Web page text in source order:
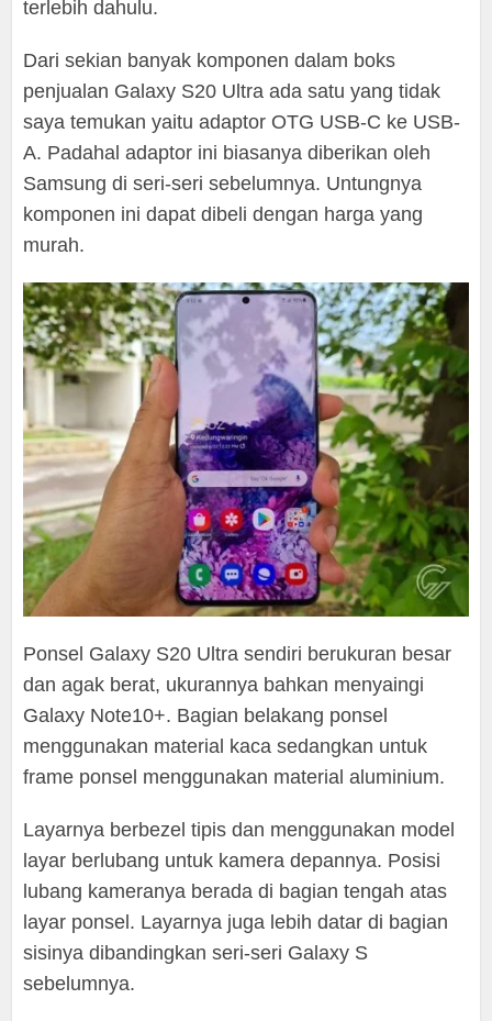
terlebih dahulu.
Dari sekian banyak komponen dalam boks
penjualan Galaxy S20 Ultra ada satu yang tidak
saya temukan yaitu adaptor OTG USB-C ke USB-
A. Padahal adaptor ini biasanya diberikan oleh
Samsung di seri-seri sebelumnya. Untungnya
komponen ini dapat dibeli dengan harga yang
murah.
Ponsel Galaxy S20 Ultra sendiri berukuran besar
dan agak berat, ukurannya bahkan menyaingi
Galaxy Note10+. Bagian belakang ponsel
menggunakan material kaca sedangkan untuk
frame ponsel menggunakan material aluminium.
Layarnya berbezel tipis dan menggunakan model
layar berlubang untuk kamera depannya. Posisi
lubang kameranya berada di bagian tengah atas
layar ponsel. Layarnya juga lebih datar di bagian
sisinya dibandingkan seri-seri Galaxy S
sebelumnya.